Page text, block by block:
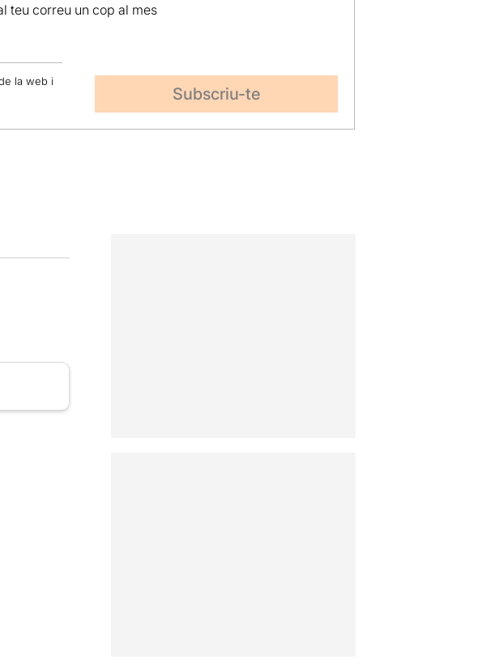
teu correu un cop al mes
la web i